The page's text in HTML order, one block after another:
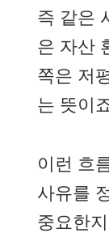
즉 같은
은 자산
쪽은 저
는 뜻이
이런 흐
사유를
중요한